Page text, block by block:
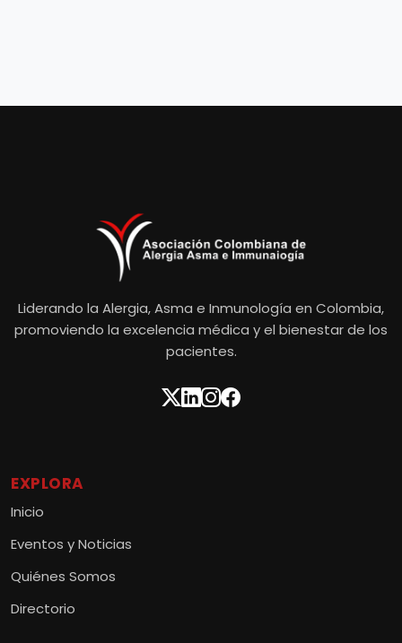
Liderando la Alergia, Asma e Inmunología en Colombia,
promoviendo la excelencia médica y el bienestar de los
pacientes.
EXPLORA
Inicio
Eventos y Noticias
Quiénes Somos
Directorio